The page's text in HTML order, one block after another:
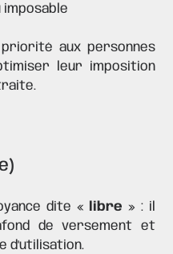
aux personnes
leur imposition
dite « libre » : il
de versement et
d'utilisation.